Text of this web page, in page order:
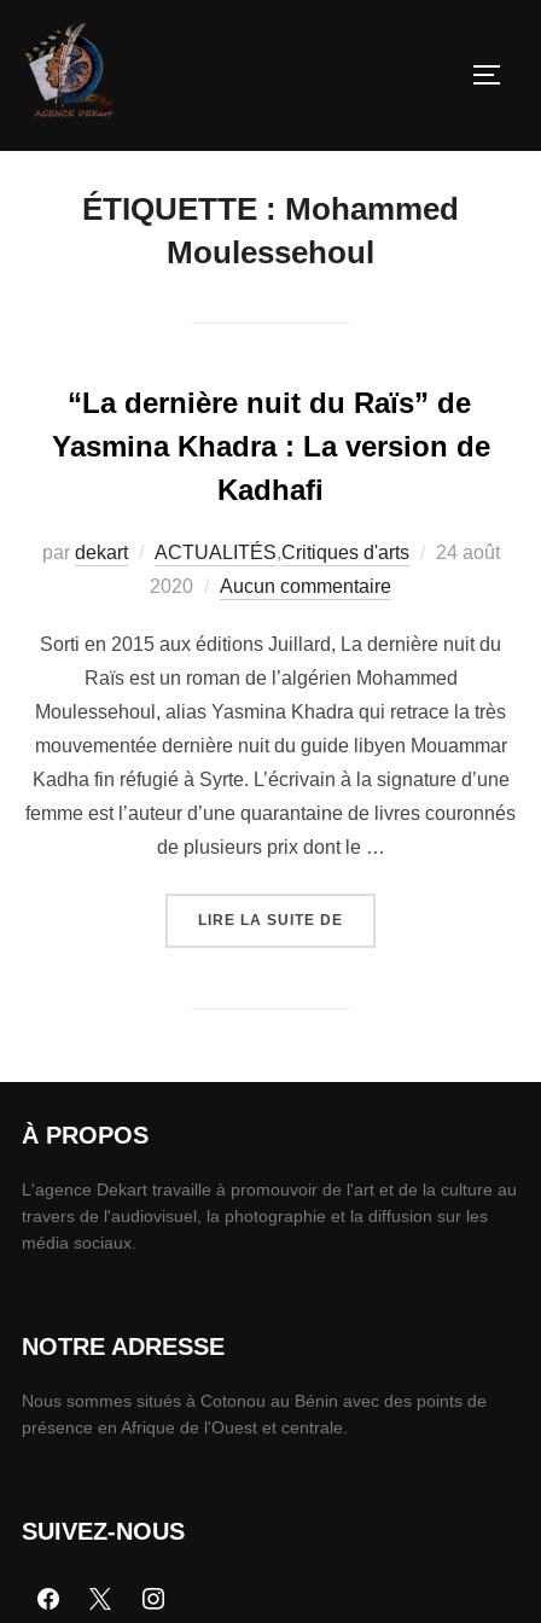
ÉTIQUETTE : Mohammed
Moulessehoul
“La dernière nuit du Raïs” de
Yasmina Khadra : La version de
Kadhafi
par dekart ACTUALITÉS,Critiques d'arts
24 août
2020
Aucun commentaire
Sorti en 2015 aux éditions Juillard, La dernière nuit du
Raïs est un roman de l’algérien Mohammed
Moulessehoul, alias Yasmina Khadra qui retrace la très
mouvementée dernière nuit du guide libyen Mouammar
Kadha fin réfugié à Syrte. L’écrivain à la signature d’une
femme est l’auteur d’une quarantaine de livres couronnés
de plusieurs prix dont le …
LIRE LA SUITE DE
À PROPOS
L'agence Dekart travaille à promouvoir de l'art et de la culture au
travers de l'audiovisuel, la photographie et la diffusion sur les
média sociaux.
NOTRE ADRESSE
Nous sommes situés à Cotonou au Bénin avec des points de
présence en Afrique de l'Ouest et centrale.
SUIVEZ-NOUS